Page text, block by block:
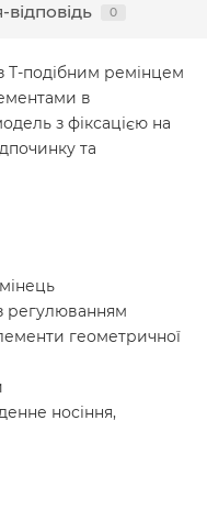
0
Т-подібним ремінцем
в
з фіксацією на
та
регулюванням
геометричної
носіння,